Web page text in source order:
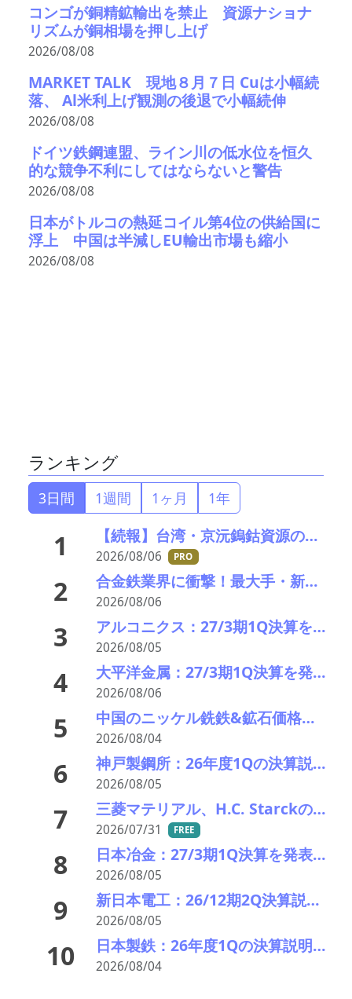
コンゴが銅精鉱輸出を禁止 資源ナショナ
リズムが銅相場を押し上げ
2026/08/08
MARKET TALK 現地８月７日 Cuは小幅続
落、 Al米利上げ観測の後退で小幅続伸
2026/08/08
ドイツ鉄鋼連盟、ライン川の低水位を恒久
的な競争不利にしてはならないと警告
2026/08/08
日本がトルコの熱延コイル第4位の供給国に
浮上 中国は半減しEU輸出市場も縮小
2026/08/08
ランキング
3日間 1週間 1ヶ月 1年
1 【続報】台湾・京沅鎢鈷資源の黄会長殺害事件、元従業員を逮捕か／8月8・9日に葬儀執行へ
2026/08/06 PRO
2 合金鉄業界に衝撃！最大手・新日本電工がマレーシア事業から撤退、マンガン市況低迷で72億円の減損
2026/08/06
3 アルコニクス：27/3期1Q決算を発表。業績見通し、配当を修正
2026/08/05
4 大平洋金属：27/3期1Q決算を発表。業績見通しを上方修正
2026/08/06
5 中国のニッケル銑鉄&鉱石価格動向(26年8月第2週) 弱含む インドネシア睨み膠着
2026/08/04
6 神戸製鋼所：26年度1Qの決算説明会を開催。売上高のみ上方修正だが・・・
2026/08/05
7 三菱マテリアル、H.C. Starckのタングステンリサイクル能力増強投資を決定－約5000万ユーロ投資
2026/07/31 FREE
8 日本冶金：27/3期1Q決算を発表。業績見通しを修正
2026/08/05
9 新日本電工：26/12期2Q決算説明会を開催。業績見通しを修正
2026/08/05
10 日本製鉄：26年度1Qの決算説明会。USスチールが業績を牽引し業績見通しを上方修正
2026/08/04